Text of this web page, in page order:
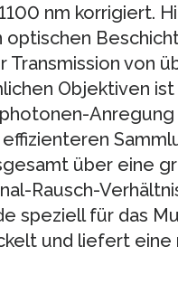
nm korrigiert.
optischen
von
Objektiven ist
Anregung
über eine
Rausch-
speziell für das
und liefert eine